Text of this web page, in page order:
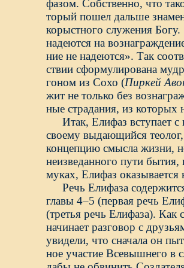
фазом. Собственно, что
торый пошел дальше
корыстного служения
надеются на
ние не надеются». Так
ствии сформулирована
гоном из Сохо (Пиркей
жит не только без
ные страдания, из которых
Итак, Елифаз вступает
своему выдающийся
концепцию смысла жизни,
неизведанного пути
муках, Елифаз оказывается
Речь Елифаза
главы 4–5 (первая речь
(третья речь Елифаза). Как
начинает разговор с
увидели, что сначала он
ное участие Всевышнего в